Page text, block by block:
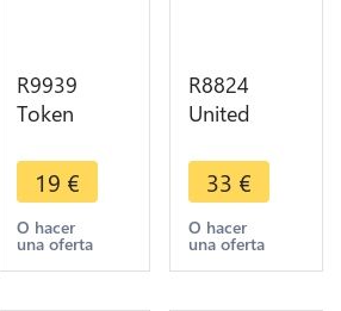
R9939
Token
Kingdom
King
George I
1660 1728
19 €
O hacer
una oferta
R8824
United
Half Penny
Token
Bristol Nail
1811
33 €
O hacer
una oferta